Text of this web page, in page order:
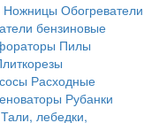
Ножницы Обогреватели
бензиновые
Пилы
Расходные
Рубанки
Тали, лебедки,